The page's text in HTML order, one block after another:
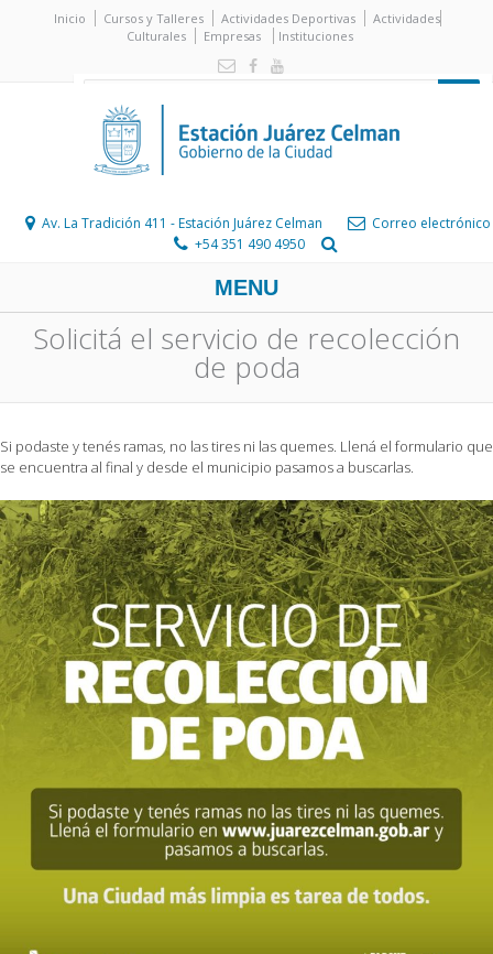
Inicio Cursos y Talleres Actividades Deportivas
Actividades
Culturales
Empresas Instituciones
Av. La Tradición 411 - Estación Juárez Celman
Correo electrónico
+54 351 490 4950
MENU
Solicitá el servicio de recolección
de poda
Si podaste y tenés ramas, no las tires ni las quemes. Llená el formulario que
se encuentra al final y desde el municipio pasamos a buscarlas.